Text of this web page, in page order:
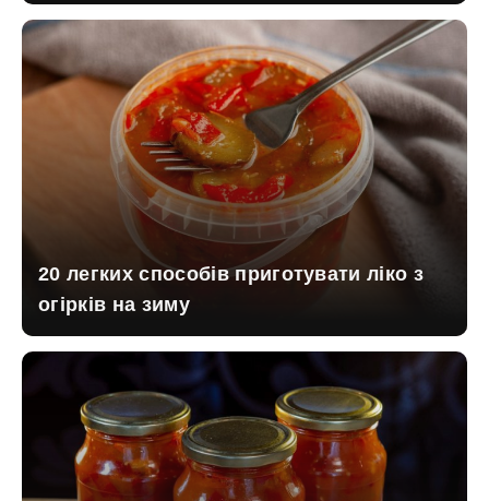
20 легких способів приготувати ліко з
огірків на зиму